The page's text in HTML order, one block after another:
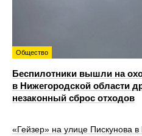
Общество
Беспилотники вышли на
в Нижегородской области
незаконный сброс отходов
«Гейзер» на улице Пискунова